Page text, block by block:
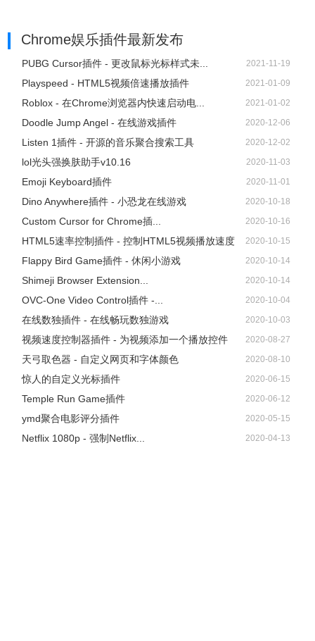
Chrome娱乐插件最新发布
PUBG Cursor插件 - 更改鼠标光标样式未... 2021-11-19
Playspeed - HTML5视频倍速播放插件 2021-01-09
Roblox - 在Chrome浏览器内快速启动电... 2021-01-02
Doodle Jump Angel - 在线游戏插件 2020-12-06
Listen 1插件 - 开源的音乐聚合搜索工具 2020-12-02
lol光头强换肤助手v10.16 2020-11-03
Emoji Keyboard插件 2020-11-01
Dino Anywhere插件 - 小恐龙在线游戏 2020-10-18
Custom Cursor for Chrome插... 2020-10-16
HTML5速率控制插件 - 控制HTML5视频播放速度 2020-10-15
Flappy Bird Game插件 - 休闲小游戏 2020-10-14
Shimeji Browser Extension... 2020-10-14
OVC-One Video Control插件 -... 2020-10-04
在线数独插件 - 在线畅玩数独游戏 2020-10-03
视频速度控制器插件 - 为视频添加一个播放控件 2020-08-27
天弓取色器 - 自定义网页和字体颜色 2020-08-10
惊人的自定义光标插件 2020-06-15
Temple Run Game插件 2020-06-12
ymd聚合电影评分插件 2020-05-15
Netflix 1080p - 强制Netflix... 2020-04-13